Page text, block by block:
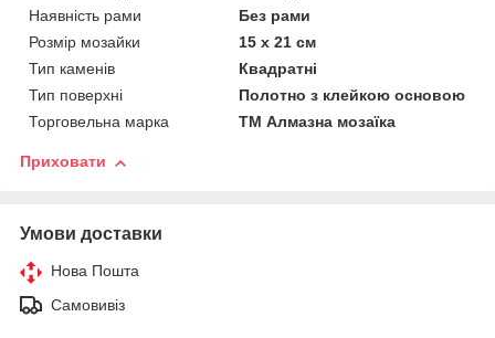
Наявність рами
Без рами
Розмір мозайки
15 х 21 см
Тип каменів
Квадратні
Тип поверхні
Полотно з клейкою основою
Торговельна марка
ТМ Алмазна мозаїка
Приховати
Умови доставки
Нова Пошта
Самовивіз